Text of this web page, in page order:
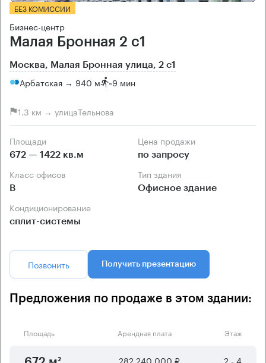
БЕЗ КОМИССИИ
Бизнес-центр
Малая Бронная 2 с1
Москва, Малая Бронная улица, 2 с1
Арбатская → 940 м ~9 мин
1.3 км → улицаТельнова
Площади
672 — 1422 кв.м
Цена продажи
по запросу
Класс офисов
B
Тип здания
Офисное здание
Кондиционирование
сплит-системы
Позвонить Получить презентацию
Предложения по продаже в этом здании:
Площадь Арендная плата Этаж
282 240 000 ₽ 2 - 4